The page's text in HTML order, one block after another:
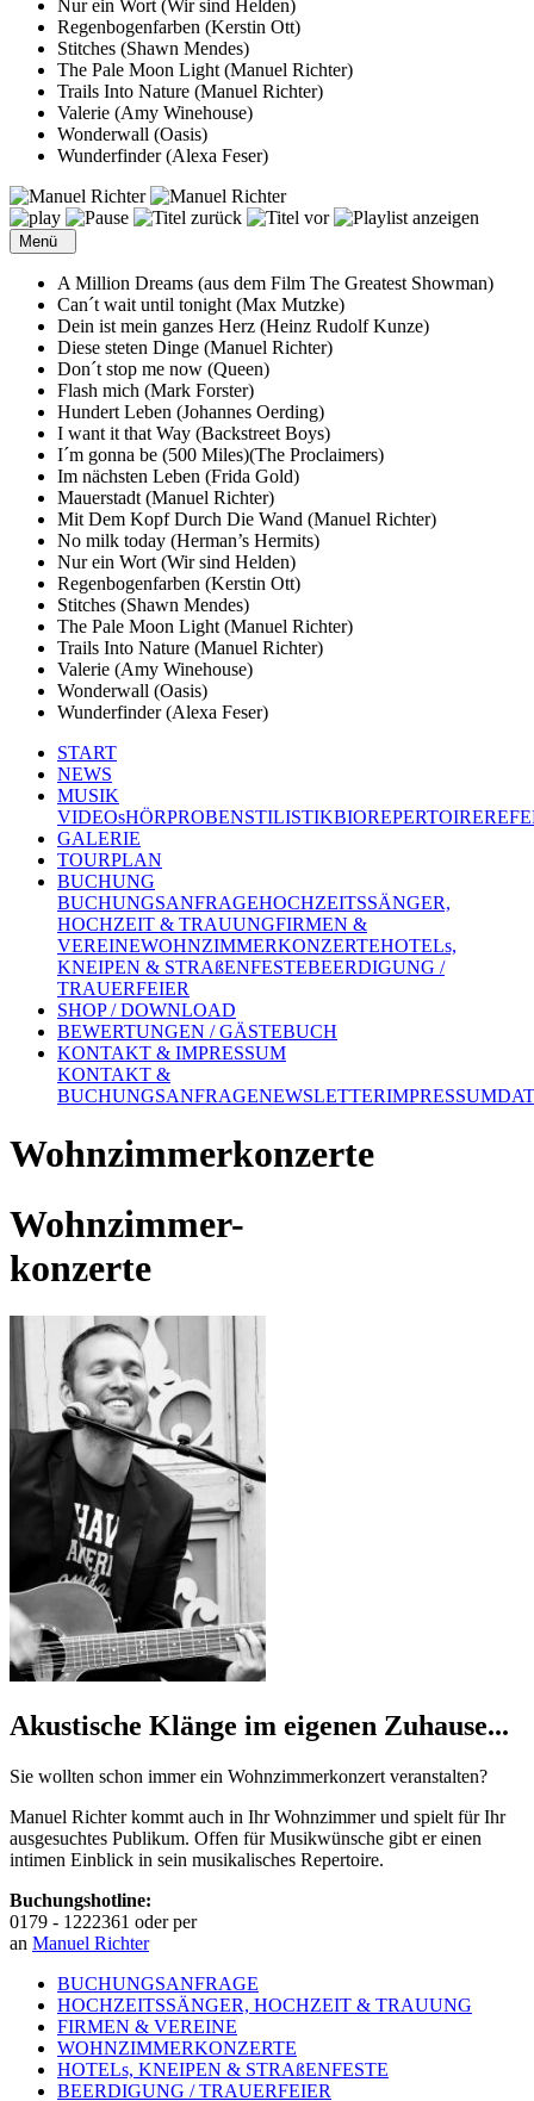
Nur ein Wort (Wir sind Helden)
Regenbogenfarben (Kerstin Ott)
Stitches (Shawn Mendes)
The Pale Moon Light (Manuel Richter)
Trails Into Nature (Manuel Richter)
Valerie (Amy Winehouse)
Wonderwall (Oasis)
Wunderfinder (Alexa Feser)
Menü
A Million Dreams (aus dem Film The Greatest Showman)
Can´t wait until tonight (Max Mutzke)
Dein ist mein ganzes Herz (Heinz Rudolf Kunze)
Diese steten Dinge (Manuel Richter)
Don´t stop me now (Queen)
Flash mich (Mark Forster)
Hundert Leben (Johannes Oerding)
I want it that Way (Backstreet Boys)
I´m gonna be (500 Miles)(The Proclaimers)
Im nächsten Leben (Frida Gold)
Mauerstadt (Manuel Richter)
Mit Dem Kopf Durch Die Wand (Manuel Richter)
No milk today (Herman’s Hermits)
Nur ein Wort (Wir sind Helden)
Regenbogenfarben (Kerstin Ott)
Stitches (Shawn Mendes)
The Pale Moon Light (Manuel Richter)
Trails Into Nature (Manuel Richter)
Valerie (Amy Winehouse)
Wonderwall (Oasis)
Wunderfinder (Alexa Feser)
START
NEWS
MUSIK
VIDEOsHÖRPROBENSTILISTIKBIOREPERTOIRE
GALERIE
TOURPLAN
BUCHUNG
BUCHUNGSANFRAGEHOCHZEITSSÄNGER,
HOCHZEIT & TRAUUNGFIRMEN &
VEREINEWOHNZIMMERKONZERTEHOTELs,
KNEIPEN & STRAßENFESTEBEERDIGUNG /
TRAUERFEIER
SHOP / DOWNLOAD
BEWERTUNGEN / GÄSTEBUCH
KONTAKT & IMPRESSUM
KONTAKT &
BUCHUNGSANFRAGENEWSLETTERIMPRESSUM
Wohnzimmerkonzerte
Wohnzimmer-
konzerte
Akustische Klänge im eigenen Zuhause...
Sie wollten schon immer ein Wohnzimmerkonzert veranstalten?
Manuel Richter kommt auch in Ihr Wohnzimmer und spielt für Ihr
ausgesuchtes Publikum. Offen für Musikwünsche gibt er einen
intimen Einblick in sein musikalisches Repertoire.
Buchungshotline:
0179 - 1222361 oder per
an Manuel Richter
BUCHUNGSANFRAGE
HOCHZEITSSÄNGER, HOCHZEIT & TRAUUNG
FIRMEN & VEREINE
WOHNZIMMERKONZERTE
HOTELs, KNEIPEN & STRAßENFESTE
BEERDIGUNG / TRAUERFEIER